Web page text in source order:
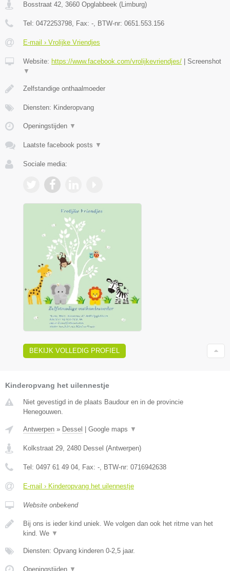
Bosstraat 42, 3660 Opglabbeek (Limburg)
Tel: 0472253798, Fax: -, BTW-nr: 0651.553.156
E-mail › Vrolijke Vriendjes
Website: https://www.facebook.com/vrolijkevriendjes/
Screenshot
▼
Zelfstandige onthaalmoeder
Diensten: Kinderopvang
Openingstijden ▼
Laatste facebook posts ▼
Sociale media:
BEKIJK VOLLEDIG PROFIEL
Kinderopvang het uilennestje
Niet gevestigd in de plaats Baudour en in de provincie
Henegouwen.
Antwerpen » Dessel Google maps ▼
Kolkstraat 29, 2480 Dessel (Antwerpen)
Tel: 0497 61 49 04, Fax: -, BTW-nr: 0716942638
E-mail › Kinderopvang het uilennestje
Website onbekend
Bij ons is ieder kind uniek. We volgen dan ook het ritme van het
kind. We ▼
Diensten: Opvang kinderen 0-2,5 jaar.
Openingstijden ▼